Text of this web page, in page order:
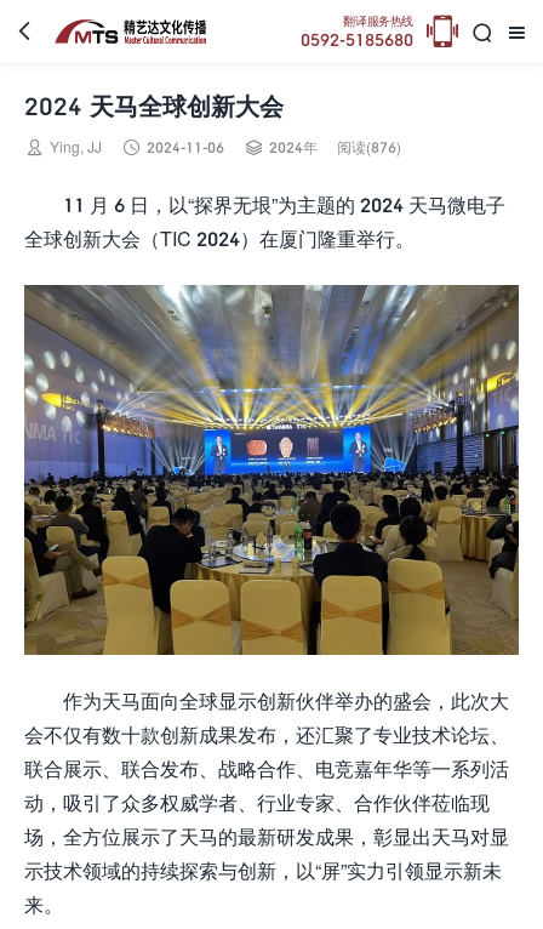
 

翻译服务热线
0592-5185680 
2024 天马全球创新大会
 Ying, JJ  2024-11-06  2024年 阅读(876)
11 月 6 日，以“探界无垠”为主题的 2024 天马微电子
全球创新大会（TIC 2024）在厦门隆重举行。
作为天马面向全球显示创新伙伴举办的盛会，此次大
会不仅有数十款创新成果发布，还汇聚了专业技术论坛、
联合展示、联合发布、战略合作、电竞嘉年华等一系列活
动，吸引了众多权威学者、行业专家、合作伙伴莅临现
场，全方位展示了天马的最新研发成果，彰显出天马对显
示技术领域的持续探索与创新，以“屏”实力引领显示新未
来。